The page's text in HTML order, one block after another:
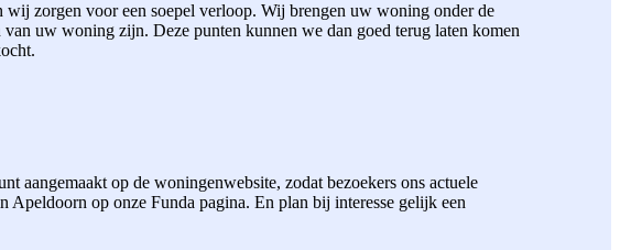
zorgen voor een soepel verloop. Wij brengen uw woning onder de
uw woning zijn. Deze punten kunnen we dan goed terug laten komen
aangemaakt op de woningenwebsite, zodat bezoekers ons actuele
op onze Funda pagina. En plan bij interesse gelijk een